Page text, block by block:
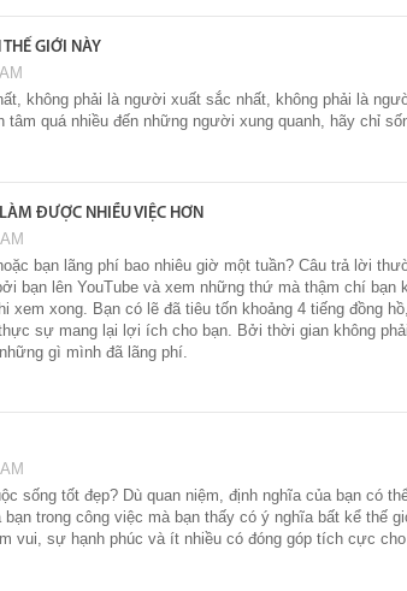
GIỚI NÀY
không phải là người xuất sắc nhất, không phải là
quá nhiều đến những người xung quanh, hãy chỉ
ĐƯỢC NHIỀU VIỆC HƠN
bạn lãng phí bao nhiêu giờ một tuần? Câu trả lời
bạn lên YouTube và xem những thứ mà thậm chí bạn
xem xong. Bạn có lẽ đã tiêu tốn khoảng 4 tiếng đồng
sự mang lại lợi ích cho bạn. Bởi thời gian không
gì mình đã lãng phí.
sống tốt đẹp? Dù quan niệm, định nghĩa của bạn có
trong công việc mà bạn thấy có ý nghĩa bất kể thế
vui, sự hạnh phúc và ít nhiều có đóng góp tích cực cho